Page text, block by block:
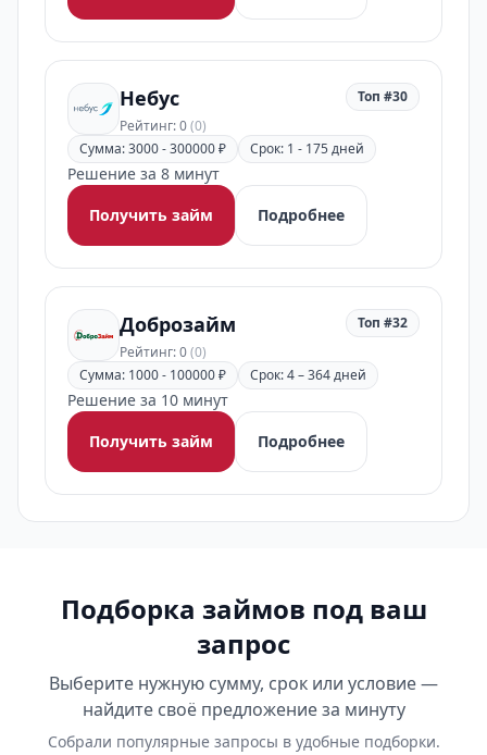
Небус
Рейтинг: 0(0)
Топ #30
Сумма: 3000 - 300000 ₽ Срок: 1 - 175 дней
Решение за 8 минут
Получить займ
Подробнее
Доброзайм
Рейтинг: 0(0)
Топ #32
Сумма: 1000 - 100000 ₽ Срок: 4 – 364 дней
Решение за 10 минут
Получить займ
Подробнее
Подборка займов под ваш
запрос
Выберите нужную сумму, срок или условие —
найдите своё предложение за минуту
Собрали популярные запросы в удобные подборки.